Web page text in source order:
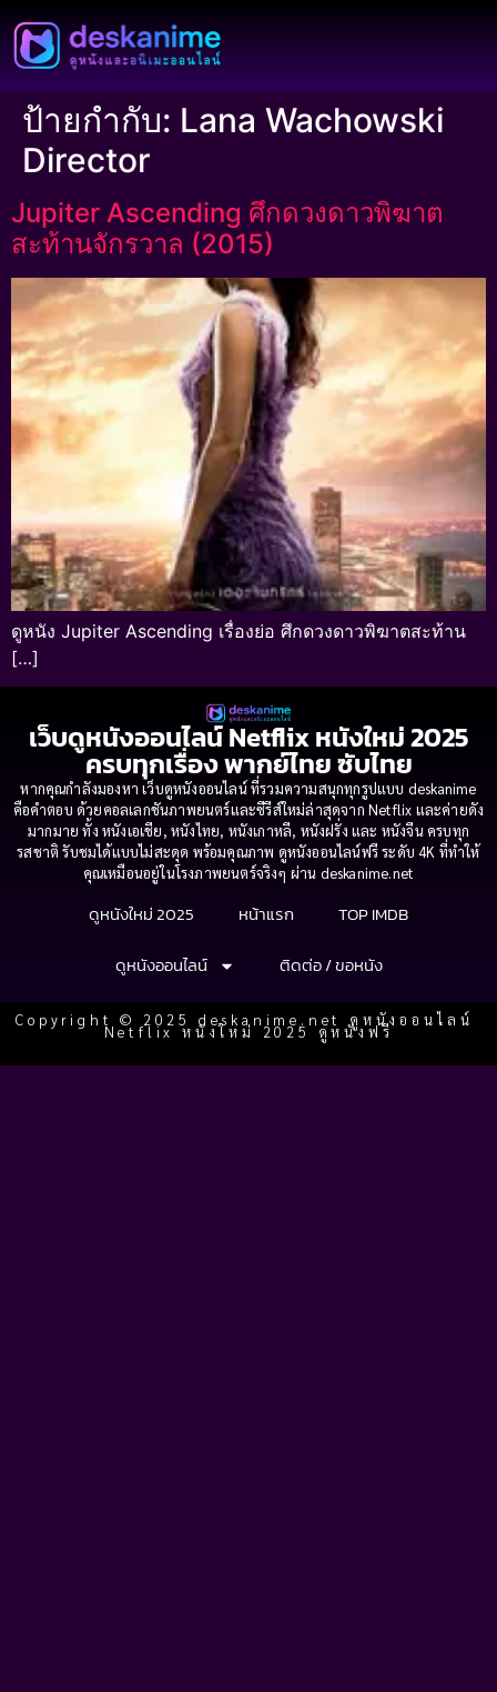
ป้ายกำกับ: Lana Wachowski
Director
Jupiter Ascending ศึกดวงดาวพิฆาต
สะท้านจักรวาล (2015)
ดูหนัง Jupiter Ascending เรื่องย่อ ศึกดวงดาวพิฆาตสะท้าน
[…]
เว็บดูหนังออนไลน์ Netflix หนังใหม่ 2025
ครบทุกเรื่อง พากย์ไทย ซับไทย
หากคุณกำลังมองหา เว็บดูหนังออนไลน์ ที่รวมความสนุกทุกรูปแบบ deskanime
คือคำตอบ ด้วยคอลเลกชันภาพยนตร์และซีรีส์ใหม่ล่าสุดจาก Netflix และค่ายดัง
มากมาย ทั้ง หนังเอเชีย, หนังไทย, หนังเกาหลี, หนังฝรั่ง และ หนังจีน ครบทุก
รสชาติ รับชมได้แบบไม่สะดุด พร้อมคุณภาพ ดูหนังออนไลน์ฟรี ระดับ 4K ที่ทำให้
คุณเหมือนอยู่ในโรงภาพยนตร์จริงๆ ผ่าน deskanime.net
ดูหนังใหม่ 2025 หน้าแรก
TOP IMDB
ดูหนังออนไลน์
ติดต่อ / ขอหนัง
Copyright © 2025 deskanime.net ดูหนังออนไลน์
Netflix หนังใหม่ 2025 ดูหนังฟรี